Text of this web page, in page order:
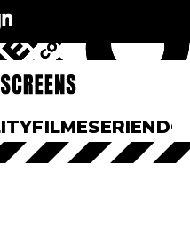
FILMESERIEN